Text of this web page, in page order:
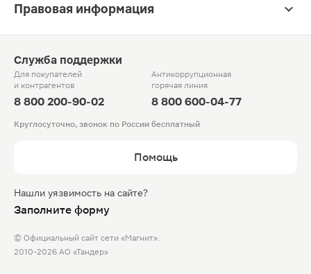
Правовая информация
Служба поддержки
Для покупателей
и контрагентов
8 800 200-90-02
Антикоррупционная
горячая линия
8 800 600-04-77
Круглосуточно, звонок по России бесплатный
Помощь
Нашли уязвимость на сайте?
Заполните форму
© Официальный сайт сети «Магнит».
2010-2026 АО «Тандер»